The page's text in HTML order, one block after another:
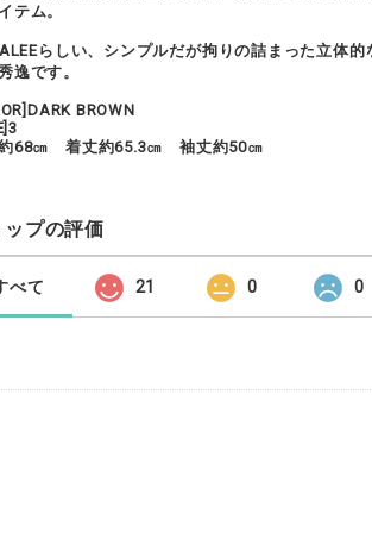
テム。
らしい、シンプルだが拘りの詰まった立体的
逸です。
BROWN
68㎝ 着丈約65.3㎝ 袖丈約50㎝
ップの評価
べて 21 0 0